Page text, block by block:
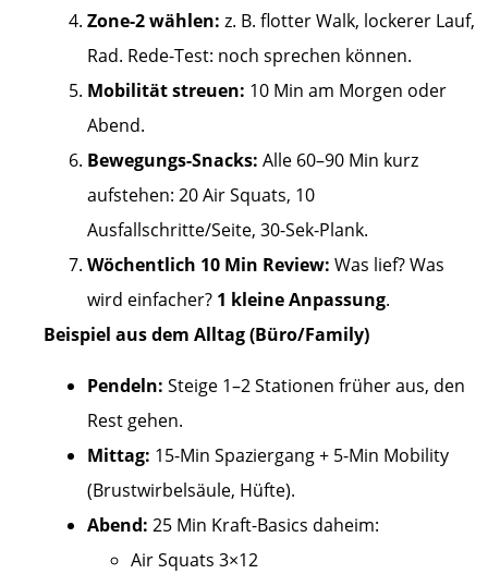
Zone-2 wählen: z. B. flotter Walk, lockerer Lauf,
Rad. Rede-Test: noch sprechen können.
Mobilität streuen: 10 Min am Morgen oder
Abend.
Bewegungs-Snacks: Alle 60–90 Min kurz
aufstehen: 20 Air Squats, 10
Ausfallschritte/Seite, 30-Sek-Plank.
Wöchentlich 10 Min Review: Was lief? Was
wird einfacher? 1 kleine Anpassung.
Beispiel aus dem Alltag (Büro/Family)
Pendeln: Steige 1–2 Stationen früher aus, den
Rest gehen.
Mittag: 15-Min Spaziergang + 5-Min Mobility
(Brustwirbelsäule, Hüfte).
Abend: 25 Min Kraft-Basics daheim:
Air Squats 3×12